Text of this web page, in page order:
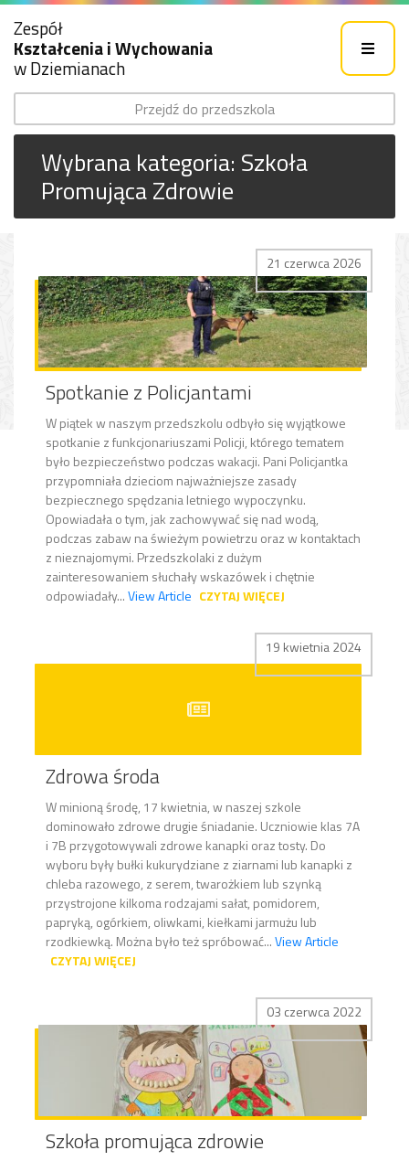
Zespół
Kształcenia i Wychowania
w Dziemianach
Przejdź do przedszkola
Wybrana kategoria: Szkoła
Promująca Zdrowie
21 czerwca 2026
Spotkanie z Policjantami
W piątek w naszym przedszkolu odbyło się wyjątkowe
spotkanie z funkcjonariuszami Policji, którego tematem
było bezpieczeństwo podczas wakacji. Pani Policjantka
przypomniała dzieciom najważniejsze zasady
bezpiecznego spędzania letniego wypoczynku.
Opowiadała o tym, jak zachowywać się nad wodą,
podczas zabaw na świeżym powietrzu oraz w kontaktach
z nieznajomymi. Przedszkolaki z dużym
zainteresowaniem słuchały wskazówek i chętnie
odpowiadały...View Article CZYTAJ WIĘCEJ
19 kwietnia 2024
Zdrowa środa
W minioną środę, 17 kwietnia, w naszej szkole
dominowało zdrowe drugie śniadanie. Uczniowie klas 7A
i 7B przygotowywali zdrowe kanapki oraz tosty. Do
wyboru były bułki kukurydziane z ziarnami lub kanapki z
chleba razowego, z serem, twarożkiem lub szynką
przystrojone kilkoma rodzajami sałat, pomidorem,
papryką, ogórkiem, oliwkami, kiełkami jarmużu lub
rzodkiewką. Można było też spróbować...View Article
CZYTAJ WIĘCEJ
03 czerwca 2022
Szkoła promująca zdrowie